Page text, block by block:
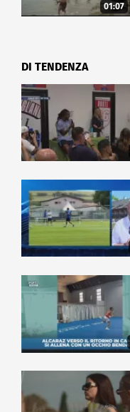
01:07
DI TENDENZA